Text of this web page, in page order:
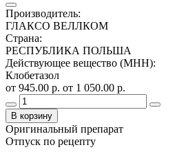
Производитель:
ГЛАКСО ВЕЛЛКОМ
Страна:
РЕСПУБЛИКА ПОЛЬША
Действующее вещество (МНН):
Клобетазол
от 945.00 р. от 1 050.00 р.
В корзину
Оригинальный препарат
Отпуск по рецепту